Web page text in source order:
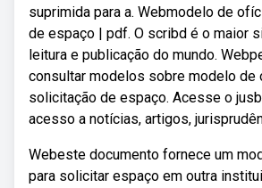
suprimida para a. Webmodelo de
de espaço | pdf. O scribd é o maior
leitura e publicação do mundo.
consultar modelos sobre modelo de
solicitação de espaço. Acesse o
acesso a notícias, artigos,
Webeste documento fornece um
para solicitar espaço em outra